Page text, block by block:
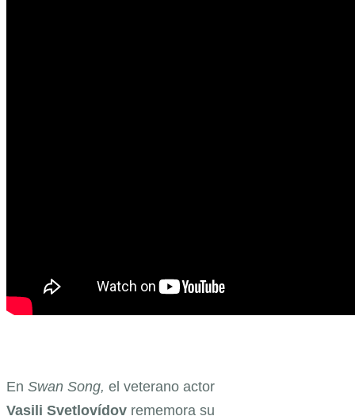
En Swan Song, el veterano actor
Vasili Svetlovídov rememora su